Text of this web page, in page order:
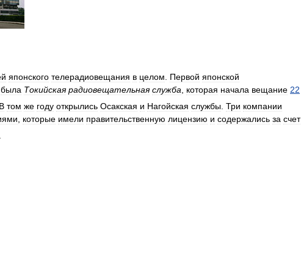
японского телерадиовещания в целом Первой японской
была Токийская радиовещательная служба которая начала вещание 22
В том же году открылись Осакская и Нагойская службы Три компании
которые имели правительственную лицензию и содержались за счет